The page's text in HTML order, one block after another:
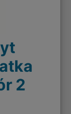
2